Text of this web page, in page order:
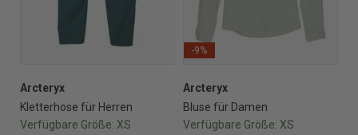
Arcteryx
Kletterhose für Herren
Verfügbare Größe: XS
-9%
Arcteryx
Bluse für Damen
Verfügbare Größe: XS